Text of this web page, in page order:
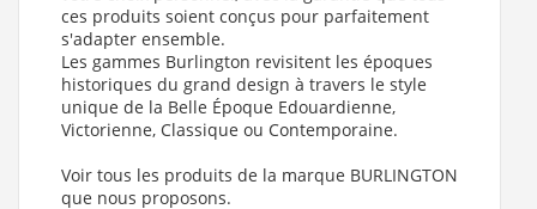
ces produits soient conçus pour parfaitement
s'adapter ensemble.
Les gammes Burlington revisitent les époques
historiques du grand design à travers le style
unique de la Belle Époque Edouardienne,
Victorienne, Classique ou Contemporaine.
Voir tous les produits de la marque BURLINGTON
que nous proposons.